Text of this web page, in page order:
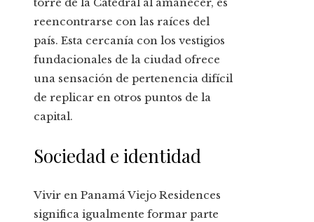
torre de la Catedral al amanecer, es
reencontrarse con las raíces del
país. Esta cercanía con los vestigios
fundacionales de la ciudad ofrece
una sensación de pertenencia difícil
de replicar en otros puntos de la
capital.
Sociedad e identidad
Vivir en Panamá Viejo Residences
significa igualmente formar parte